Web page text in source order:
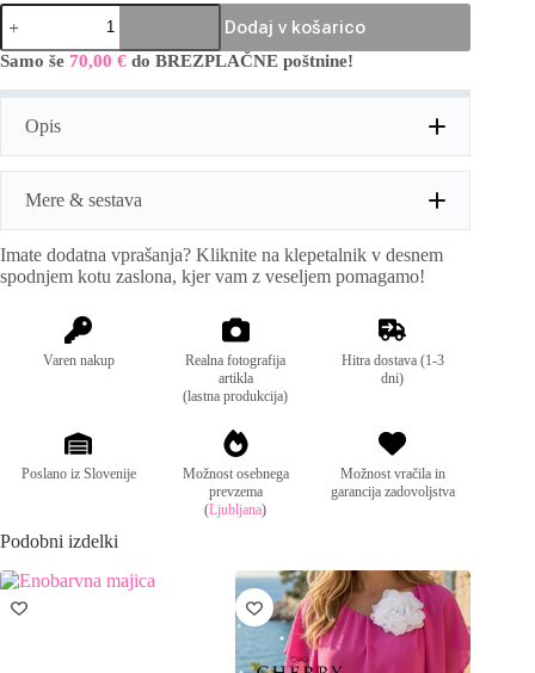
Črtast
pulover
s
kratkimi
rokavi
Dodaj v košarico
A
v
e
Samo še 70,00 € do BREZPLAČNE poštnine!
Opis
Mere & sestava
Mere:obseg prsi: do 146cm, dolžina: 70cm
Imate dodatna vprašanja? Kliknite na klepetalnik v desnem
spodnjem kotu zaslona, kjer vam z veseljem pomagamo!
Varen nakup
Realna fotografija
artikla
(lastna produkcija)
Hitra dostava (1-3
dni)
Poslano iz Slovenije
Možnost osebnega
prevzema
(Ljubljana)
Možnost vračila in
garancija zadovoljstva
Podobni izdelki